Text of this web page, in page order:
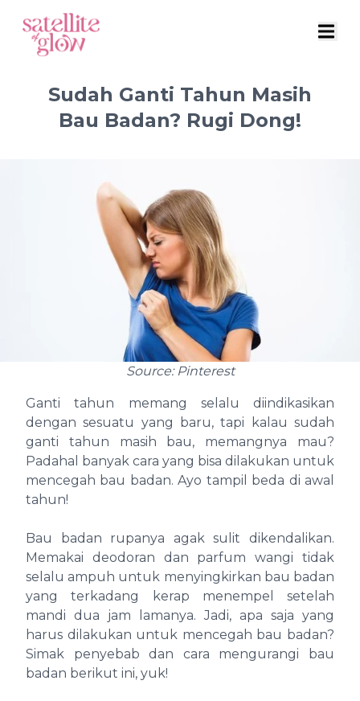
Sudah Ganti Tahun Masih
Bau Badan? Rugi Dong!
Source: Pinterest
Ganti tahun memang selalu diindikasikan
dengan sesuatu yang baru, tapi kalau sudah
ganti tahun masih bau, memangnya mau?
Padahal banyak cara yang bisa dilakukan untuk
mencegah bau badan. Ayo tampil beda di awal
tahun!
Bau badan rupanya agak sulit dikendalikan.
Memakai deodoran dan parfum wangi tidak
selalu ampuh untuk menyingkirkan bau badan
yang terkadang kerap menempel setelah
mandi dua jam lamanya. Jadi, apa saja yang
harus dilakukan untuk mencegah bau badan?
Simak penyebab dan cara mengurangi bau
badan berikut ini, yuk!